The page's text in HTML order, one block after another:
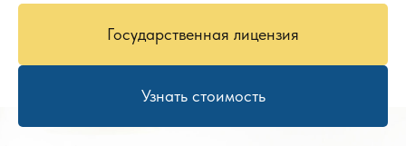
Государственная лицензия
Узнать стоимость